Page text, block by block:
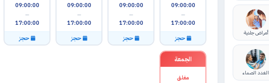
أمراض جلدية
الغدد الصماء
09:00:00
—
17:00:00
حجز
09:00:00
—
17:00:00
حجز
09:00:00
—
17:00:00
حجز
09:00:00
—
17:00:00
حجز
الجمعة
مغلق